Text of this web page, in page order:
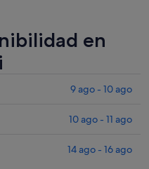
en
9 ago - 10 ago
10 ago - 11 ago
14 ago - 16 ago